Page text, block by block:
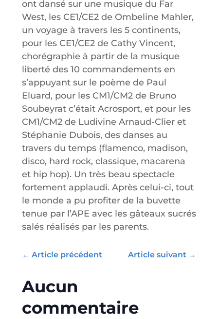
ont dansé sur une musique du Far
West, les CE1/CE2 de Ombeline Mahler,
un voyage à travers les 5 continents,
pour les CE1/CE2 de Cathy Vincent,
chorégraphie à partir de la musique
liberté des 10 commandements en
s’appuyant sur le poème de Paul
Eluard, pour les CM1/CM2 de Bruno
Soubeyrat c’était Acrosport, et pour les
CM1/CM2 de Ludivine Arnaud-Clier et
Stéphanie Dubois, des danses au
travers du temps (flamenco, madison,
disco, hard rock, classique, macarena
et hip hop). Un très beau spectacle
fortement applaudi. Après celui-ci, tout
le monde a pu profiter de la buvette
tenue par l’APE avec les gâteaux sucrés
salés réalisés par les parents.
← Article précédent Article suivant →
Aucun
commentaire